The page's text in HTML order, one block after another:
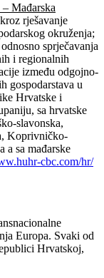
Mađarska
rješavanje
okruženja;
sprječavanja
i regionalnih
između odgojno-
gospodarstava u
Hrvatske i
sa hrvatske
slavonska,
Koprivničko-
a sa mađarske
cbc.com/hr/
Europa. Svaki od
Hrvatskoj,